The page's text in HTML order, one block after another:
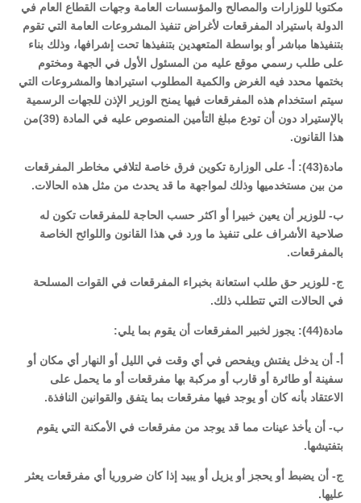
مكتوبا للوزارات والمصالح والمؤسسات العامة وجهات القطاع العام في
الدولة باستيراد المفرقعات لأغراض تنفيذ المشروعات العامة التي تقوم
بتنفيذها مباشر أو بواسطة المتعهدين بتنفيذها تحت إشرافها، وذلك بناء
على طلب رسمي موقع عليه من المسئول الأول في الجهة ومختوم
بختمها محدد فيه الغرض والكمية المطلوب استيرادها والمشروعات التي
سيتم استخدام هذه المفرقعات فيها يمنح الوزير الإذن للجهات الرسمية
بالإستيراد دون أن تودع مبلغ التأمين المنصوص عليه في المادة (39)من
هذا القانون.
مادة(43): أ- على الوزارة تكوين فرق خاصة لتلافي مخاطر المفرقعات
من بين مستخدميها وذلك لمواجهة ما قد يحدث من مثل هذه الحالات.
ب- للوزير أن يعين خبيرا أو اكثر حسب الحاجة للمفرقعات تكون له
صلاحية الأشراف على تنفيذ ما ورد في هذا القانون واللوائح الخاصة
بالمفرقعات.
ج- للوزير حق طلب استعانة بخبراء المفرقعات في القوات المسلحة
في الحالات التي تتطلب ذلك.
مادة(44): يجوز لخبير المفرقعات أن يقوم بما يلي:
أ- أن يدخل يفتش ويفحص في أي وقت في الليل أو النهار أي مكان أو
سفينة أو طائرة أو قارب أو مركبة بها مفرقعات أو ما يحمل على
الاعتقاد بأنه كان أو يوجد فيها مفرقعات بما يتفق والقوانين النافذة.
ب- أن يأخذ عينات مما قد يوجد من مفرقعات في الأمكنة التي يقوم
بتفتيشها.
ج- أن يضبط أو يحجز أو يزيل أو يبيد إذا كان ضروريا أي مفرقعات يعثر
عليها.